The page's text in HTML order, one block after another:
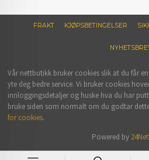
FRAKT KJØPSBETINGELSER
Vår nettbutikk bruker cookies slik at du får
yte deg bedre service. Vi bruker cookies
innloggingsdetaljer og huske hva du har
bruke siden som normalt om du godtar
for cookies.
Powered by